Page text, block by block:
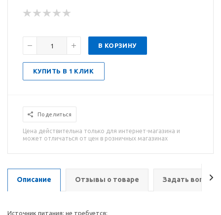
В КОРЗИНУ
КУПИТЬ В 1 КЛИК
Поделиться
Цена действительна только для интернет-магазина и
может отличаться от цен в розничных магазинах
Описание Отзывы о товаре Задать вопрос
Источник питания: не требуется;